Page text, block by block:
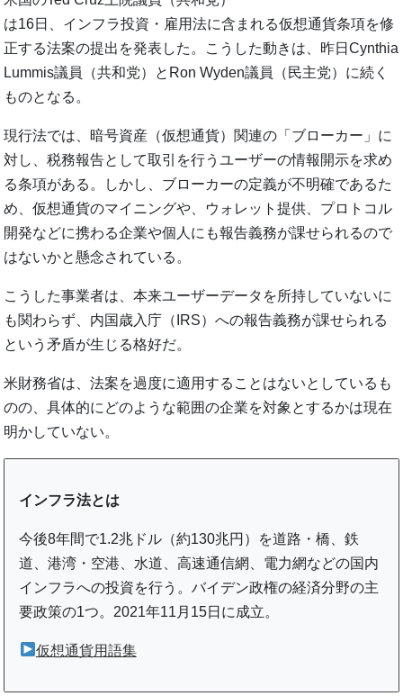
は16日、インフラ投資・雇用法に含まれる仮想通貨条項を修
正する法案の提出を発表した。こうした動きは、昨日Cynthia
Lummis議員（共和党）とRon Wyden議員（民主党）に続く
ものとなる。
現行法では、暗号資産（仮想通貨）関連の「ブローカー」に
対し、税務報告として取引を行うユーザーの情報開示を求め
る条項がある。しかし、ブローカーの定義が不明確であるた
め、仮想通貨のマイニングや、ウォレット提供、プロトコル
開発などに携わる企業や個人にも報告義務が課せられるので
はないかと懸念されている。
こうした事業者は、本来ユーザーデータを所持していないに
も関わらず、内国歳入庁（IRS）への報告義務が課せられる
という矛盾が生じる格好だ。
米財務省は、法案を過度に適用することはないとしているも
のの、具体的にどのような範囲の企業を対象とするかは現在
明かしていない。
インフラ法とは
今後8年間で1.2兆ドル（約130兆円）を道路・橋、鉄
道、港湾・空港、水道、高速通信網、電力網などの国内
インフラへの投資を行う。バイデン政権の経済分野の主
要政策の1つ。2021年11月15日に成立。
仮想通貨用語集